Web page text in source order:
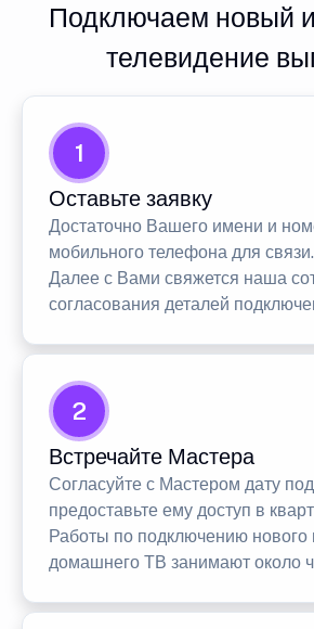
Подключаем новый
телевидение
1
Оставьте заявку
Достаточно Вашего имени и
мобильного телефона для связи.
Далее с Вами свяжется наша
согласования деталей
2
Встречайте Мастера
Согласуйте с Мастером дату
предоставьте ему доступ в
Работы по подключению нового
домашнего ТВ занимают около